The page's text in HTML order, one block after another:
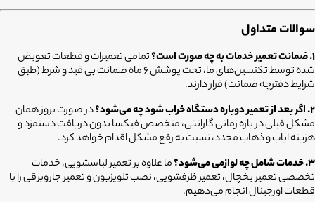
سوالات متداول
۱. ضمانت تعمیر خدمات به چه صورت است؟
تمامی تعمیرات و قطعات تعویض
شده توسط تکنسین‌های ما، تحت پوشش ۶ ماه ضمانت بی قید و شرط (طبق
شرایط دفترچه ضمانت) قرار دارند.
۲. اگر بعد از تعمیر دوباره دستگاه خراب شود چه می‌شود؟
در صورت بروز همان
مشکل قبلی در بازه زمانی گارانتی، متخصص فیکسا بدون دریافت دستمزد و
هزینه ایاب و ذهاب مجدد، نسبت به رفع مشکل اقدام خواهد کرد.
۳. خدمات شامل چه لوازمی می‌شود؟
ما علاوه بر تعمیر لباسشویی، خدمات
تخصصی تعمیر یخچال، تعمیر ظرفشویی، نصب تلویزیون و تعمیر جاروبرقی را با
قطعات اورجینال انجام می‌دهیم.